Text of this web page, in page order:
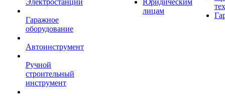
Электростанции
Гаражное
оборудование
Автоинструмент
Ручной
строительный
инструмент
Юридическим
лицам